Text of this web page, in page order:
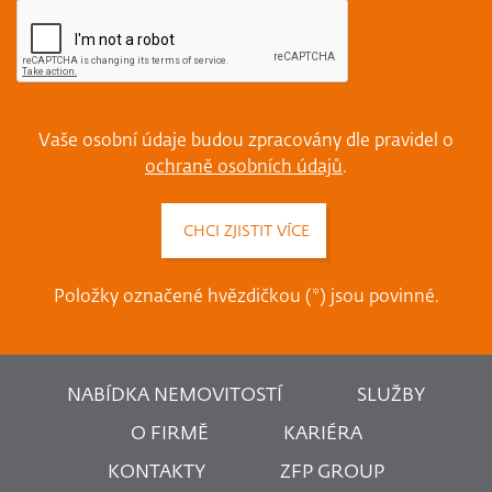
Vaše osobní údaje budou zpracovány dle pravidel o
ochraně osobních údajů.
Položky označené hvězdičkou (*) jsou povinné.
NABÍDKA NEMOVITOSTÍ SLUŽBY
O FIRMĚ KARIÉRA
KONTAKTY ZFP GROUP